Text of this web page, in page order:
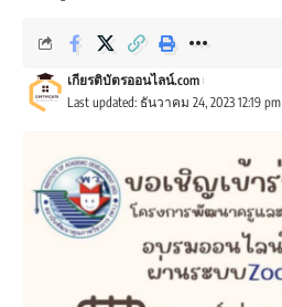
Last updated: ธันวาคม 24, 2023 12:19 pm
เกียรติบัตรออนไลน์.com